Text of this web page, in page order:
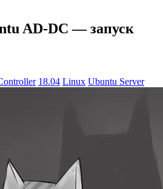
AD-DC — запуск
18.04 Linux Ubuntu Server